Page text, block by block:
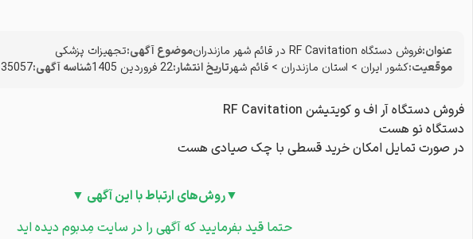
عنوان:فروش دستگاه RF Cavitation در قائم شهر مازندران موضوع آگهی:تجهیزات پزشکی
موقعیت:کشور ایران > استان مازندران > قائم شهرتاریخ انتشار:22 فروردین 1405 شناسه آگهی:35057
فروش دستگاه آر اف و کویتیشن RF Cavitation
دستگاه نو هست
در صورت تمایل امکان خرید قسطی با چک صیادی هست
▼روش‌های ارتباط با این آگهی ▼
حتما قید بفرمایید که آگهی را در سایت مِدبوم دیده اید